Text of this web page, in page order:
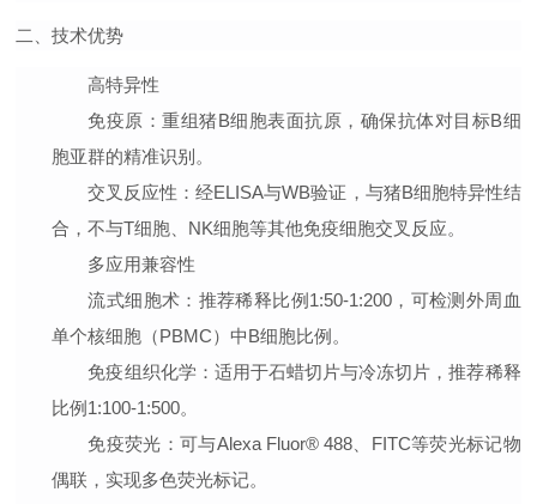
二、技术优势
高特异性
免疫原 ：重组猪B细胞表面抗原，确保抗体对目标B细
胞亚群的精准识别。
交叉反应性 ：经ELISA与WB验证，与猪B细胞特异性结
合，不与T细胞、NK细胞等其他免疫细胞交叉反应。
多应用兼容性
流式细胞术 ：推荐稀释比例1:50-1:200，可检测外周血
单个核细胞（PBMC）中B细胞比例。
免疫组织化学 ：适用于石蜡切片与冷冻切片，推荐稀释
比例1:100-1:500。
免疫荧光 ：可与Alexa Fluor® 488、FITC等荧光标记物
偶联，实现多色荧光标记。